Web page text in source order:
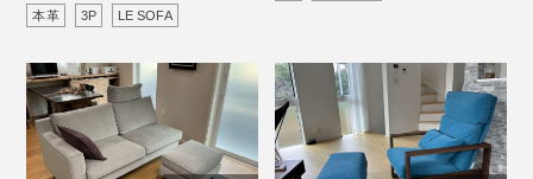
本革 3P LE SOFA